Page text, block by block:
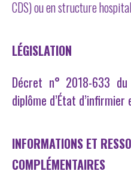
CDS) ou en structure
LÉGISLATION
Décret n° 2018-633
diplôme d’État
INFORMATIONS ET
COMPLÉMENTAIRES